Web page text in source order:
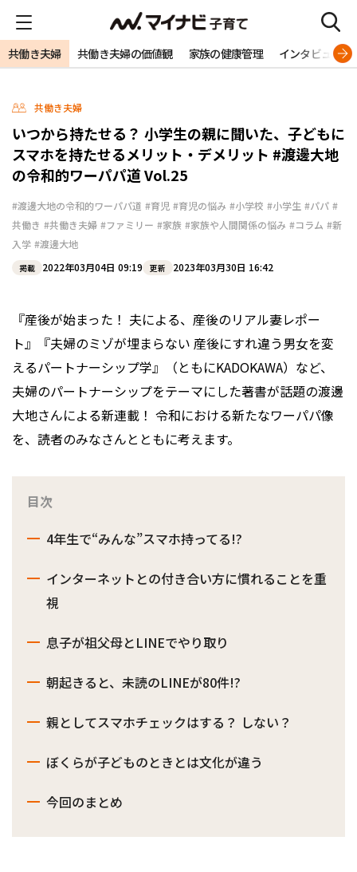
共働き夫婦 共働き夫婦の価値観 家族の健康管理 インタビュー
共働き夫婦
いつから持たせる？ 小学生の親に聞いた、子どもに
スマホを持たせるメリット・デメリット #渡邊大地
の令和的ワーパパ道 Vol.25
#渡邊大地の令和的ワーパパ道 #育児 #育児の悩み #小学校 #小学生 #パパ #
共働き #共働き夫婦 #ファミリー #家族 #家族や人間関係の悩み #コラム #新
入学 #渡邊大地
掲載 2022年03月04日 09:19 更新 2023年03月30日 16:42
『産後が始まった！ 夫による、産後のリアル妻レポー
ト』『夫婦のミゾが埋まらない 産後にすれ違う男女を変
えるパートナーシップ学』（ともにKADOKAWA）など、
夫婦のパートナーシップをテーマにした著書が話題の渡邊
大地さんによる新連載！ 令和における新たなワーパパ像
を、読者のみなさんとともに考えます。
目次
4年生で“みんな”スマホ持ってる!?
インターネットとの付き合い方に慣れることを重
視
息子が祖父母とLINEでやり取り
朝起きると、未読のLINEが80件!?
親としてスマホチェックはする？ しない？
ぼくらが子どものときとは文化が違う
今回のまとめ